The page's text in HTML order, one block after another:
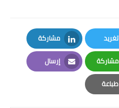
تغريد
Twitter
مشاركة
LinkedIn
مشاركة
Whatsapp
إرسال
Email
طباعة
Print